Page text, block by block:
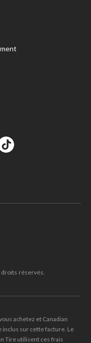
droits réservés.
achetez et Canadian
inclus sur cette facture. Le
Tire utilisent ces frais